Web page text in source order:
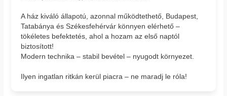
A ház kiváló állapotú, azonnal működtethető, Budapest,
Tatabánya és Székesfehérvár könnyen elérhető –
tökéletes befektetés, ahol a hozam az első naptól
biztosított!
Modern technika – stabil bevétel – nyugodt környezet.
Ilyen ingatlan ritkán kerül piacra – ne maradj le róla!